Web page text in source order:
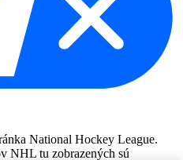
National Hockey League.
NHL tu zobrazených sú